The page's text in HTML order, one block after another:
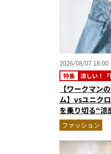
2026/08/07 18:00
特集 涼しい！「
【ワークマン
ム】vsユニク
を乗り切る“涼
を徹底解剖。
まで決定版
ファッション